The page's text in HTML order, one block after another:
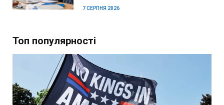
7 СЕРПНЯ 2026
Топ популярності